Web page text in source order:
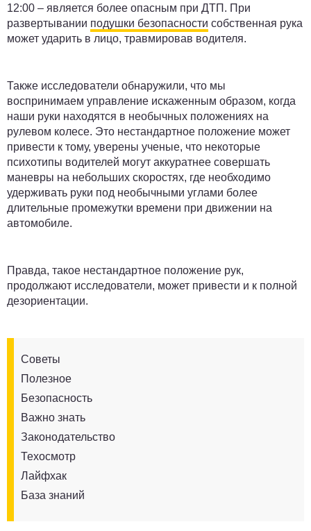
12:00 – является более опасным при ДТП. При
развертывании подушки безопасности собственная рука
может ударить в лицо, травмировав водителя.
Также исследователи обнаружили, что мы
воспринимаем управление искаженным образом, когда
наши руки находятся в необычных положениях на
рулевом колесе. Это нестандартное положение может
привести к тому, уверены ученые, что некоторые
психотипы водителей могут аккуратнее совершать
маневры на небольших скоростях, где необходимо
удерживать руки под необычными углами более
длительные промежутки времени при движении на
автомобиле.
Правда, такое нестандартное положение рук,
продолжают исследователи, может привести и к полной
дезориентации.
Советы
Полезное
Безопасность
Важно знать
Законодательство
Техосмотр
Лайфхак
База знаний